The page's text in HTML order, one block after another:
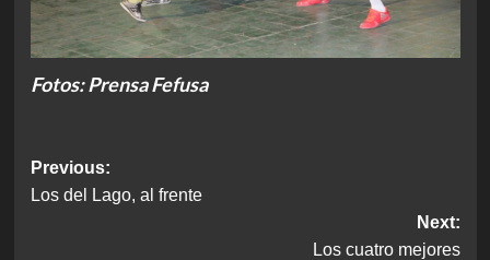
Fotos: Prensa Fefusa
Post
navigation
Previous:
Los del Lago, al frente
Next:
Los cuatro mejores